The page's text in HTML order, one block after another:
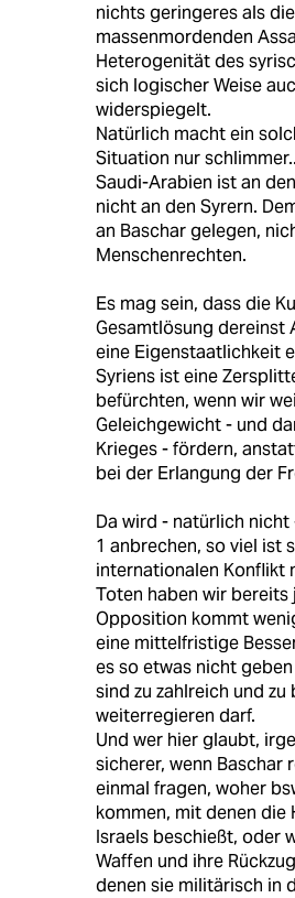
nichts geringeres als
massenmordenden
Heterogenität des
sich logischer Weise
widerspiegelt.
Natürlich macht ein
Situation nur
Saudi-Arabien ist an
nicht an den Syrern.
an Baschar gelegen,
Menschenrechten.
Es mag sein, dass die
Gesamtlösung dereinst
eine Eigenstaatlichkeit
Syriens ist eine
befürchten, wenn wir
Geleichgewicht - und
Krieges - fördern,
bei der Erlangung der
Da wird - natürlich
1 anbrechen, so viel ist
internationalen Konflikt
Toten haben wir
Opposition kommt
eine mittelfristige
es so etwas nicht
sind zu zahlreich und
weiterregieren darf.
Und wer hier glaubt,
sicherer, wenn Baschar
einmal fragen, woher
kommen, mit denen die
Israels beschießt, oder
Waffen und ihre
denen sie militärisch in